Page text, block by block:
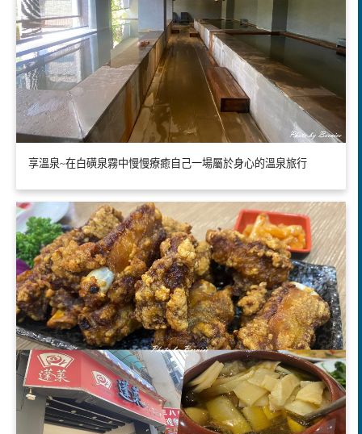
享溫泉~在白磺泉霧中慢慢療癒自己一場屬於身心的溫泉旅行